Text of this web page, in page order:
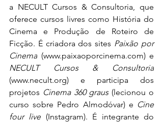
a NECULT Cursos & Consultoria, que
oferece cursos livres como História do
Cinema e Produção de Roteiro de
Ficção. É criadora dos sites Paixão por
Cinema
NECULT Cursos & Consultoria
(www.necult.org) e participa dos
projetos Cinema 360 graus (lecionou o
curso sobre Pedro Almodóvar) e Cine
four live (Instagram). É integrante do